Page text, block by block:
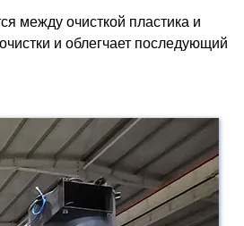
между очисткой пластика и
и облегчает последующий